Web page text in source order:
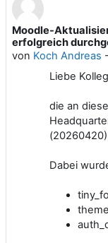
Moodle-
erfolgreich
von Koch Andreas -
Anzahl Antworten:
Liebe
die an
Dabei